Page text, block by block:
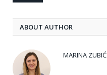
ABOUT AUTHOR
MARINA ZUBIĆ